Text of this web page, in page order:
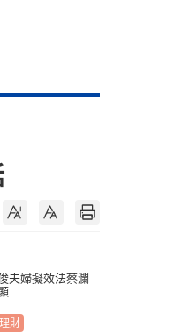
夫婦擬效法蔡瀾
財